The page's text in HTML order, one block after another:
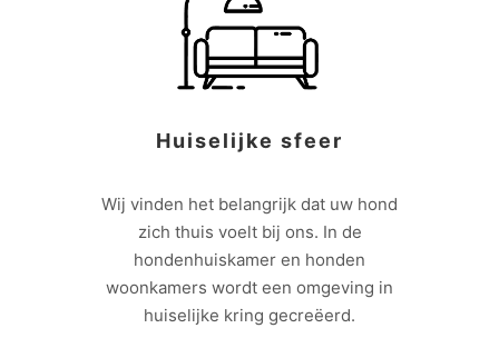
Huiselijke sfeer
Wij vinden het belangrijk dat uw hond
zich thuis voelt bij ons. In de
hondenhuiskamer en honden
woonkamers wordt een omgeving in
huiselijke kring gecreëerd.